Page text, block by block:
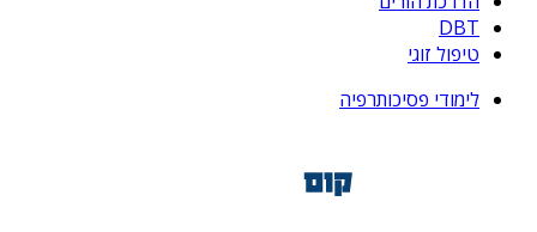
DBT
טיפול זוגי
לימודי פסיכותרפיה